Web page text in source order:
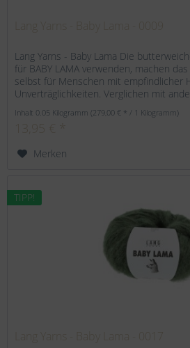
Lang Yarns - Baby Lama Die
für BABY LAMA verwenden, machen
selbst für Menschen mit empfindlicher
Unverträglichkeiten. Verglichen mit
Inhalt 0.05 Kilogramm(279,00 € * / 1 Kilogramm)
Merken
TIPP!